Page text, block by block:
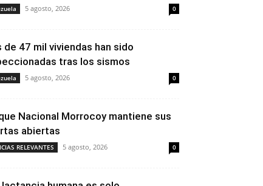
5 agosto, 2026 0
de 47 mil viviendas han sido
tras los sismos
5 agosto, 2026 0
Nacional Morrocoy mantiene sus
abiertas
RELEVANTES 5 agosto, 2026 0